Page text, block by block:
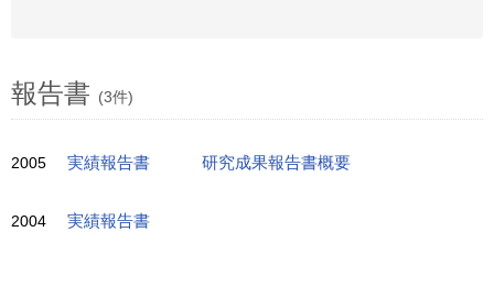
報告書 (3件)
2005 実績報告書 研究成果報告書概要
2004 実績報告書